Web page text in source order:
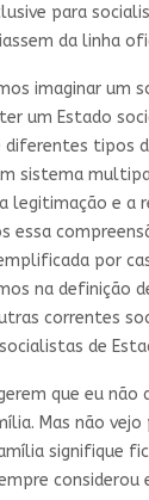
para
da linha
imaginar um
um Estado
tipos
sistema
legitimação e a
essa
por
na definição
correntes
de
que eu
Mas não vejo
signifique
considerou